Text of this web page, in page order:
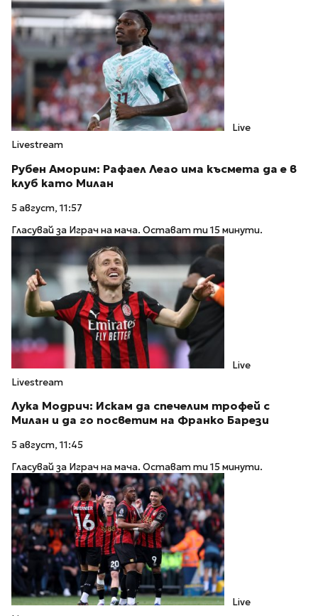
Live
Livestream
Рубен Аморим: Рафаел Леао има късмета да е в
клуб като Милан
5 август, 11:57
Гласувай за Играч на мача. Остават ти 15 минути.
Live
Livestream
Лука Модрич: Искам да спечелим трофей с
Милан и да го посветим на Франко Барези
5 август, 11:45
Гласувай за Играч на мача. Остават ти 15 минути.
Live